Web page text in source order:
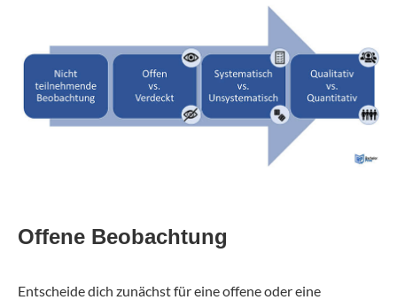
Offene Beobachtung
Entscheide dich zunächst für eine offene oder eine